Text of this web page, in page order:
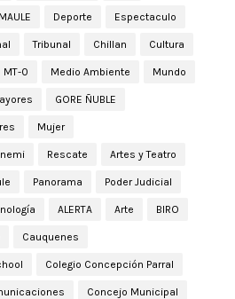
Deporte Espectaculo
Tribunal Chillan Cultura
MT-0 Medio Ambiente Mundo
GORE ÑUBLE
Mujer
Rescate Artes y Teatro
Panorama Poder Judicial
ALERTA Arte BIRO
Cauquenes
Colegio Concepción Parral
Concejo Municipal